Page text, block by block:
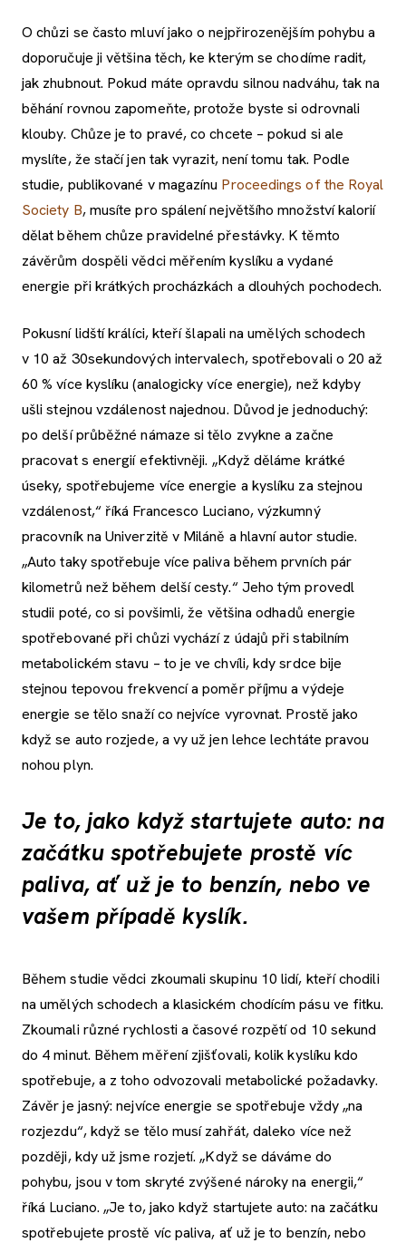
O chůzi se často mluví jako o nejpřirozenějším pohybu a
doporučuje ji většina těch, ke kterým se chodíme radit,
jak zhubnout. Pokud máte opravdu silnou nadváhu, tak na
běhání rovnou zapomeňte, protože byste si odrovnali
klouby. Chůze je to pravé, co chcete – pokud si ale
myslíte, že stačí jen tak vyrazit, není tomu tak. Podle
studie, publikované v magazínu Proceedings of the Royal
Society B, musíte pro spálení největšího množství kalorií
dělat během chůze pravidelné přestávky. K těmto
závěrům dospěli vědci měřením kyslíku a vydané
energie při krátkých procházkách a dlouhých pochodech.
Pokusní lidští králíci, kteří šlapali na umělých schodech
v 10 až 30sekundových intervalech, spotřebovali o 20 až
60 % více kyslíku (analogicky více energie), než kdyby
ušli stejnou vzdálenost najednou. Důvod je jednoduchý:
po delší průběžné námaze si tělo zvykne a začne
pracovat s energií efektivněji. „Když děláme krátké
úseky, spotřebujeme více energie a kyslíku za stejnou
vzdálenost,“ říká Francesco Luciano, výzkumný
pracovník na Univerzitě v Miláně a hlavní autor studie.
„Auto taky spotřebuje více paliva během prvních pár
kilometrů než během delší cesty.“ Jeho tým provedl
studii poté, co si povšimli, že většina odhadů energie
spotřebované při chůzi vychází z údajů při stabilním
metabolickém stavu – to je ve chvíli, kdy srdce bije
stejnou tepovou frekvencí a poměr příjmu a výdeje
energie se tělo snaží co nejvíce vyrovnat. Prostě jako
když se auto rozjede, a vy už jen lehce lechtáte pravou
nohou plyn.
Je to, jako když startujete auto: na
začátku spotřebujete prostě víc
paliva, ať už je to benzín, nebo ve
vašem případě kyslík.
Během studie vědci zkoumali skupinu 10 lidí, kteří chodili
na umělých schodech a klasickém chodícím pásu ve fitku.
Zkoumali různé rychlosti a časové rozpětí od 10 sekund
do 4 minut. Během měření zjišťovali, kolik kyslíku kdo
spotřebuje, a z toho odvozovali metabolické požadavky.
Závěr je jasný: nejvíce energie se spotřebuje vždy „na
rozjezdu“, když se tělo musí zahřát, daleko více než
později, kdy už jsme rozjetí. „Když se dáváme do
pohybu, jsou v tom skryté zvýšené nároky na energii,“
říká Luciano. „Je to, jako když startujete auto: na začátku
spotřebujete prostě víc paliva, ať už je to benzín, nebo